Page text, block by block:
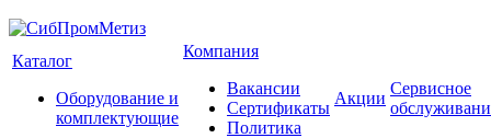
Каталог
Оборудование и
комплектующие
Компания
Вакансии
Сертификаты
Политика
Акции
Сервисное